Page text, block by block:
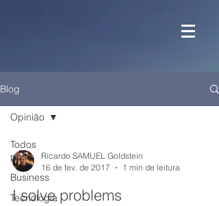
Blog
Todos
posts
Business
Tecnologia
Opinião
Ricardo SAMUEL Goldstein
16 de fev. de 2017
1 min de leitura
I solve problems